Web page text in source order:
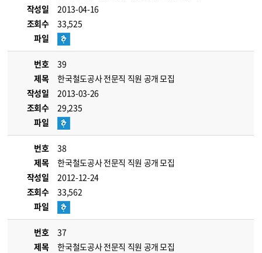
작성일
2013-04-16
조회수
33,525
파일
번호
39
제목
한국철도공사 전문직 직원 공개 모집
작성일
2013-03-26
조회수
29,235
파일
번호
38
제목
한국철도공사 전문직 직원 공개 모집
작성일
2012-12-24
조회수
33,562
파일
번호
37
제목
한국철도공사 전문직 직원 공개 모집